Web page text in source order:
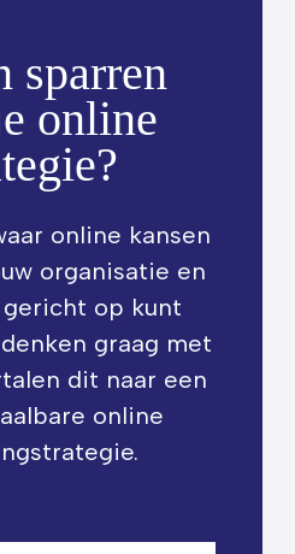
sparren
online
online kansen
organisatie en
gericht op kunt
graag met
dit naar een
online